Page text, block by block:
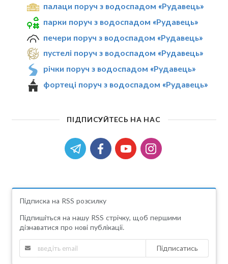
палаци поруч з водоспадом «Рудавець»
парки поруч з водоспадом «Рудавець»
печери поруч з водоспадом «Рудавець»
пустелі поруч з водоспадом «Рудавець»
річки поруч з водоспадом «Рудавець»
фортеці поруч з водоспадом «Рудавець»
ПІДПИСУЙТЕСЬ НА НАС
Підписка на RSS розсилку
Підпишіться на нашу RSS стрічку, щоб першими
дізнаватися про нові публікації.
Підписатись